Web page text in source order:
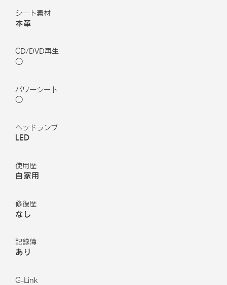
シート素材
本革
CD/DVD再生
○
パワーシート
○
ヘッドランプ
LED
使用歴
自家用
修復歴
なし
記録簿
あり
G-Link